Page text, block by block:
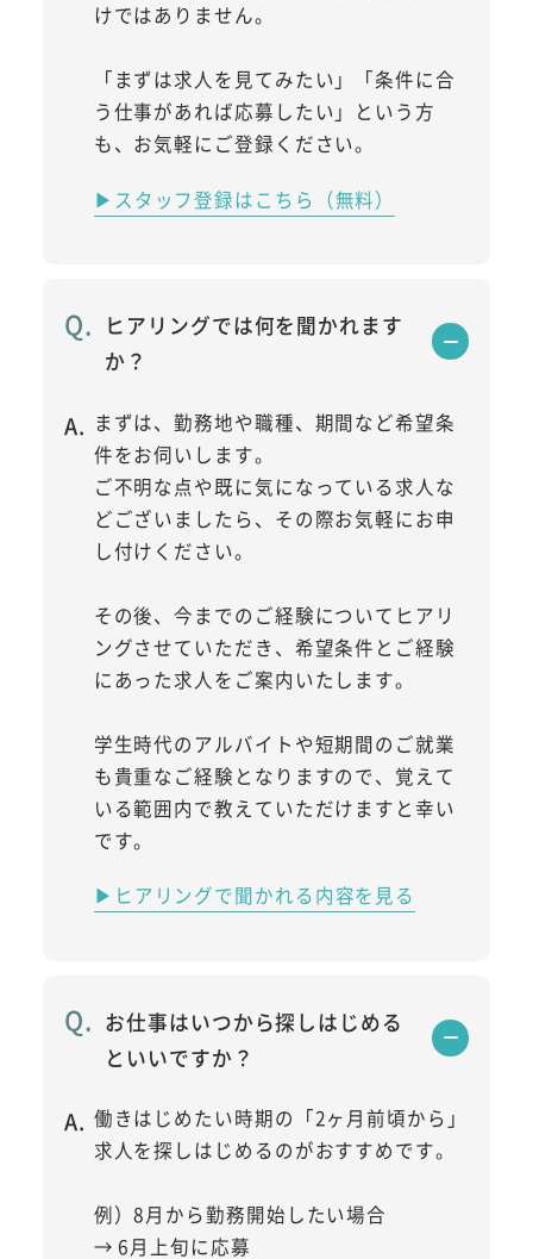
けではありません。
「まずは求人を見てみたい」「条件に合
う仕事があれば応募したい」という方
も、お気軽にご登録ください。
▶スタッフ登録はこちら（無料）
ヒアリングでは何を聞かれます
か？
まずは、勤務地や職種、期間など希望条
件をお伺いします。
ご不明な点や既に気になっている求人な
どございましたら、その際お気軽にお申
し付けください。
その後、今までのご経験についてヒアリ
ングさせていただき、希望条件とご経験
にあった求人をご案内いたします。
学生時代のアルバイトや短期間のご就業
も貴重なご経験となりますので、覚えて
いる範囲内で教えていただけますと幸い
です。
▶ヒアリングで聞かれる内容を見る
お仕事はいつから探しはじめる
といいですか？
働きはじめたい時期の「2ヶ月前頃から」
求人を探しはじめるのがおすすめです。
例）8月から勤務開始したい場合
→ 6月上旬に応募